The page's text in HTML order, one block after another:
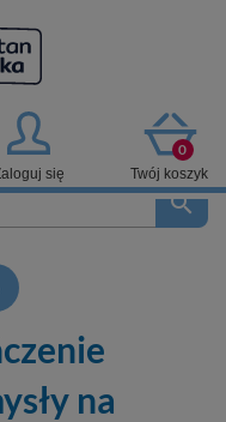
się
0
Twój koszyk
search
na